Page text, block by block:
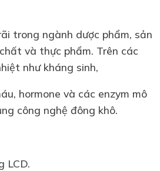
trong ngành dược phẩm, sản
và thực phẩm. Trên các
như kháng sinh,
hormone và các enzym mô
công nghệ đông khô.
LCD.